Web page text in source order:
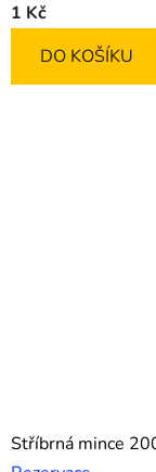
1 Kč
DO KOŠÍKU
Stříbrná mince